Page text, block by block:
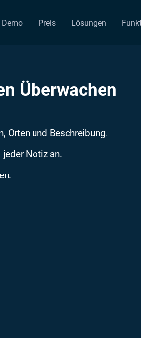
Demo Preis Lösungen
Überwachen
Orten und Beschreibung.
jeder Notiz an.